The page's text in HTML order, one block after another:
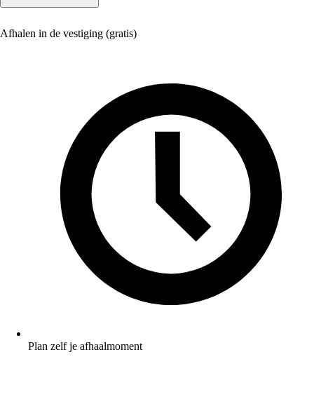
Afhalen in de vestiging (gratis)
Plan zelf je afhaalmoment